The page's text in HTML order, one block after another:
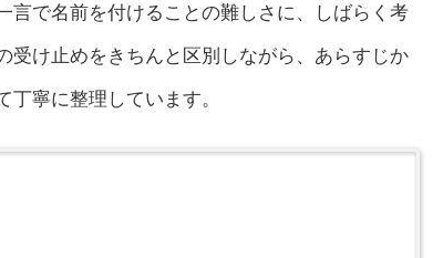
言で名前を付けることの難しさに、しばらく考
受け止めをきちんと区別しながら、あらすじか
寧に整理しています。